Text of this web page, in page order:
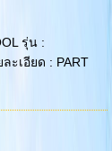
รุ่น :
ะเอียด : PART